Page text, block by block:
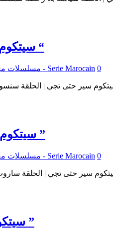
سيتكوم | سير حتى تجي 2 : عنوان الحلقة : ” سنسور “
مسلسلات مغربية - Serie Marocain 0
سيتكوم | سير حتى تجي 2 : عنوان الحلقة : ” ساروت ”
مسلسلات مغربية - Serie Marocain 0
سيتكوم | سير حتى تجي 2 : عنوان الحلقة : ” رهينة ”